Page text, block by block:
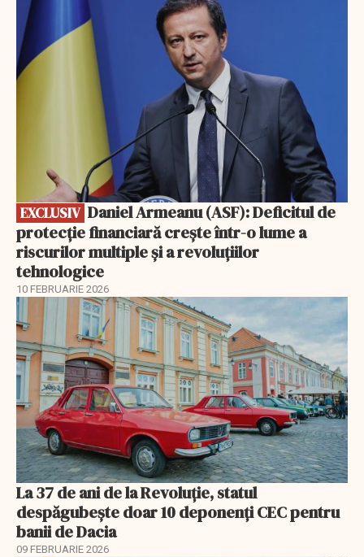
EXCLUSIV
protecție financiară crește într-o lume a
riscurilor multiple și a revoluțiilor
tehnologice
10 FEBRUARIE 2026
La 37 de ani de la Revoluție, statul
despăgubește doar 10 deponenți CEC pentru
banii de Dacia
09 FEBRUARIE 2026